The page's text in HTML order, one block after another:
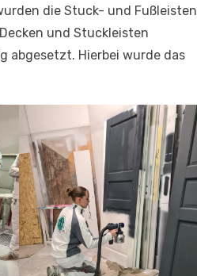
die Stuck- und Fußleisten
und Stuckleisten
abgesetzt. Hierbei wurde das